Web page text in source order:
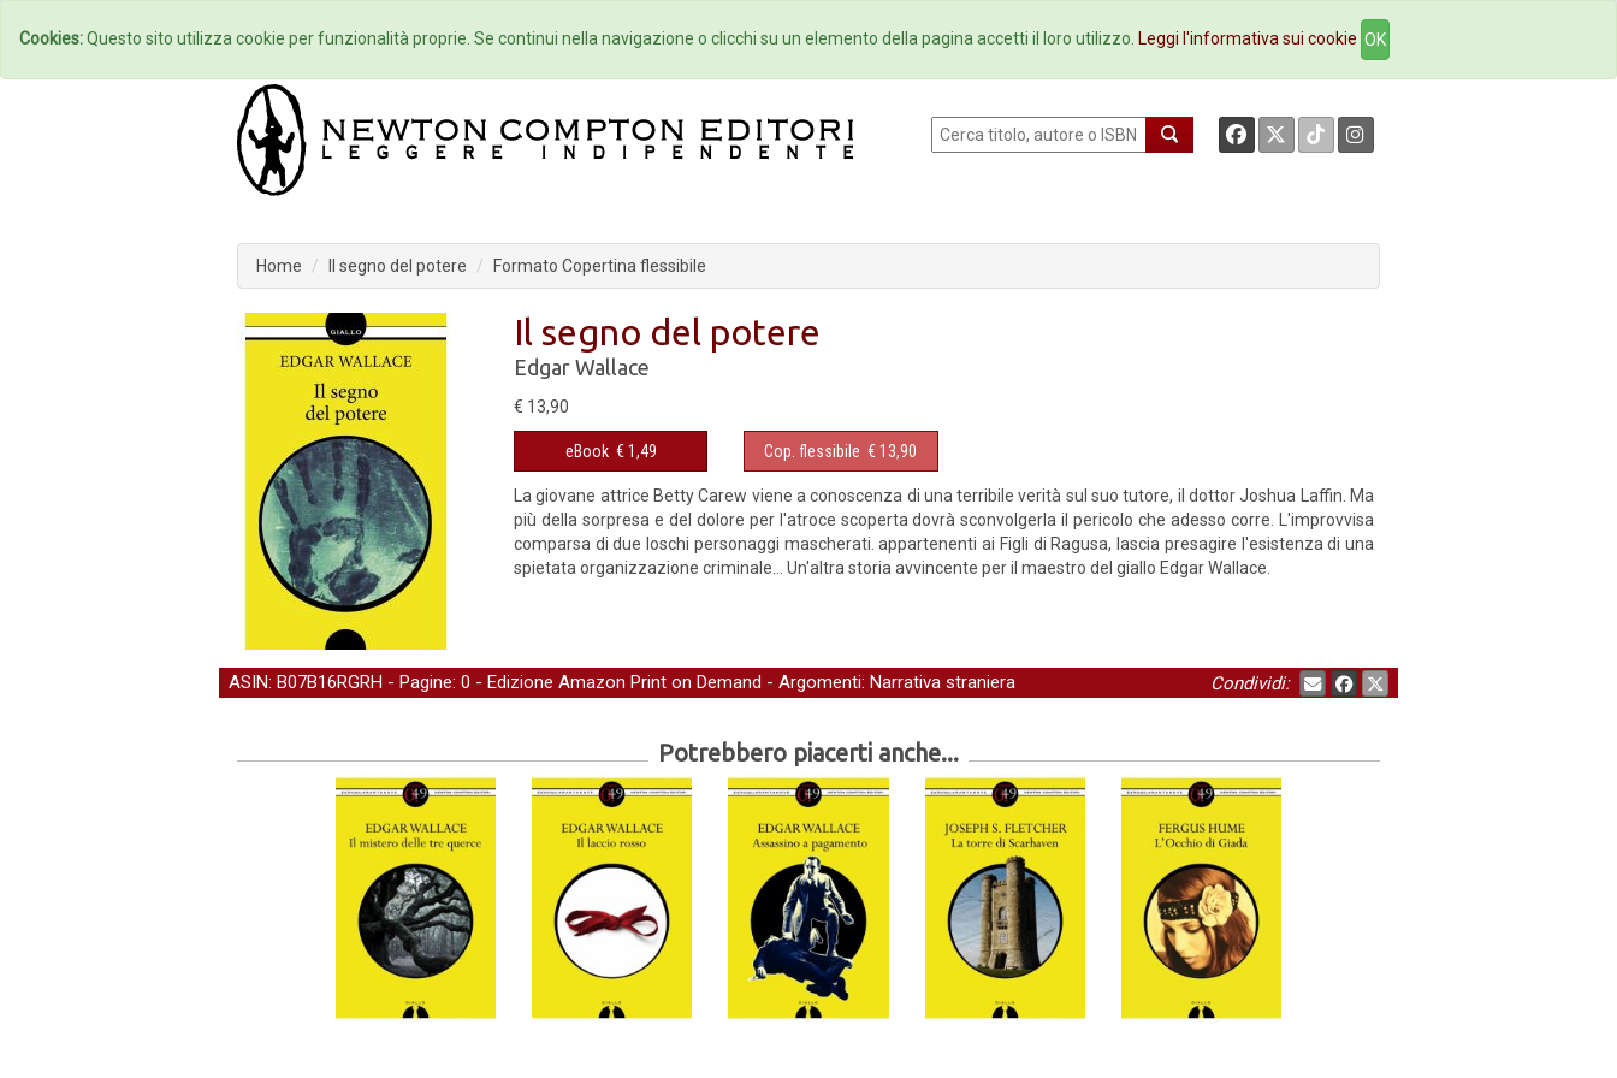
Home Autori Eventi Collane Newsletter Ebookstore Contatti
Home Il segno del potere Formato Copertina flessibile
Il segno del potere
Edgar Wallace
€ 13,90
eBook € 1,49 Cop. flessibile € 13,90
La giovane attrice Betty Carew viene a conoscenza di una terribile verità sul suo tutore, il dottor Joshua Laffin. Ma
più della sorpresa e del dolore per l'atroce scoperta dovrà sconvolgerla il pericolo che adesso corre. L'improvvisa
comparsa di due loschi personaggi mascherati. appartenenti ai Figli di Ragusa, lascia presagire l'esistenza di una
spietata organizzazione criminale... Un'altra storia avvincente per il maestro del giallo Edgar Wallace.
ASIN: B07B16RGRH - Pagine: 0 - Edizione Amazon Print on Demand - Argomenti: Narrativa straniera Condividi:
Potrebbero piacerti anche...
Cookies:Questo sito utilizza cookie per funzionalità proprie. Se continui nella navigazione o clicchi su un elemento della pagina accetti il loro utilizzo. Leggi l'informativa sui cookie OK